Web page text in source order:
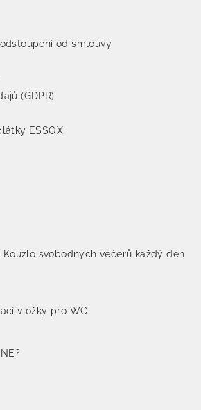
od smlouvy
(GDPR)
ESSOX
Kouzlo svobodných večerů každý den
vložky pro WC